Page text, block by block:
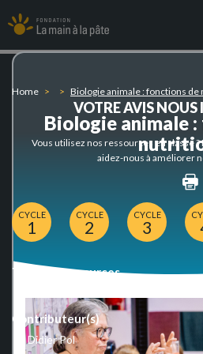
animale
fonctions
nutrition
to
main
content
Home Biologie animale : fonctions de
Biologie animale
CYCLE
1
CYCLE
2
CYCLE
3
Type de ressources
Contributeur(s)
Didier Pol
VOTRE AVIS NOUS
Vous utilisez nos ressources en classe
aidez-nous à améliorer